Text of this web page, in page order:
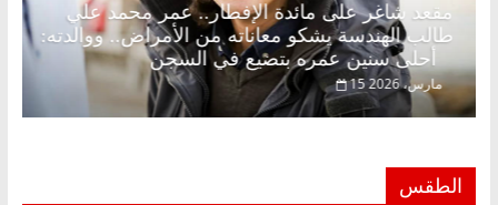
مقعد شاغر على مائدة الإفطار..
طالب الهندسة يشكو معاناته من
أحلى سنين عمره بتضيع في السجن
15 مارس، 2026
بلا زينة رمضان.. د.
في انتظار حلم
الطقس